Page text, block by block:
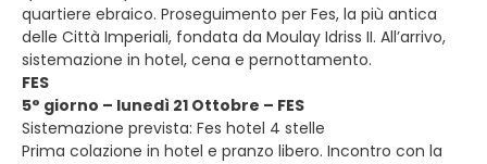
quartiere ebraico. Proseguimento per Fes, la più antica
delle Città Imperiali, fondata da Moulay Idriss II. All’arrivo,
sistemazione in hotel, cena e pernottamento.
FES
5° giorno – lunedì 21 Ottobre – FES
Sistemazione prevista: Fes hotel 4 stelle
Prima colazione in hotel e pranzo libero. Incontro con la